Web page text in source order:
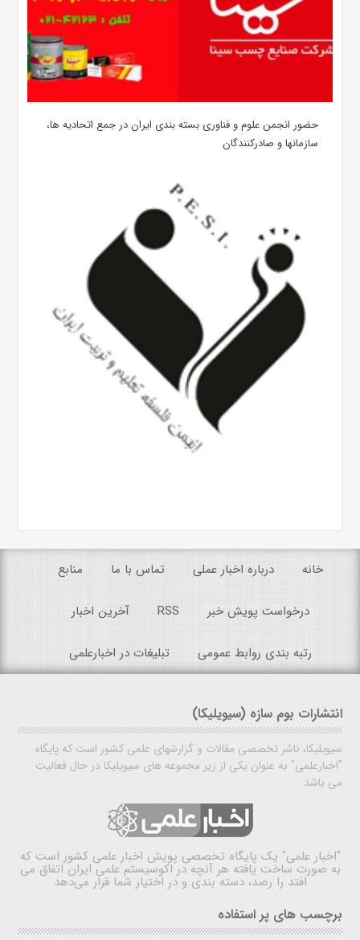
حضور انجمن علوم و فناوری بسته بندی ایران در جمع اتحادیه ها،
سازمانها و صادرکنندگان
خانه درباره اخبار عملی تماس با ما منابع
درخواست پویش خبر RSS آخرین اخبار
رتبه بندی روابط عمومی تبلیغات در اخبارعلمی
انتشارات بوم سازه (سیویلیکا)
سیویلیکا، ناشر تخصصی مقالات و گزارشهای علمی کشور است که پایگاه
"اخبارعلمی" به عنوان یکی از زیر مجموعه های سیویلیکا در حال فعالیت
می باشد.
"اخبار علمی" یک پایگاه تخصصی پویش اخبار علمی کشور است که
به صورت ساخت یافته هر آنچه در اکوسیستم علمی ایران اتفاق می
افتد را رصد، دسته بندی و در اختیار شما قرار می‌دهد
برچسب های پر استفاده